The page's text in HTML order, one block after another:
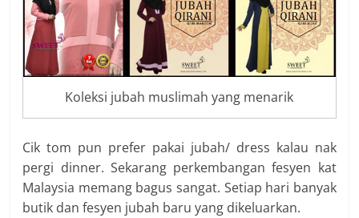
Koleksi jubah muslimah yang menarik
Cik tom pun prefer pakai jubah/ dress kalau nak
pergi dinner. Sekarang perkembangan fesyen kat
Malaysia memang bagus sangat. Setiap hari banyak
butik dan fesyen jubah baru yang dikeluarkan.